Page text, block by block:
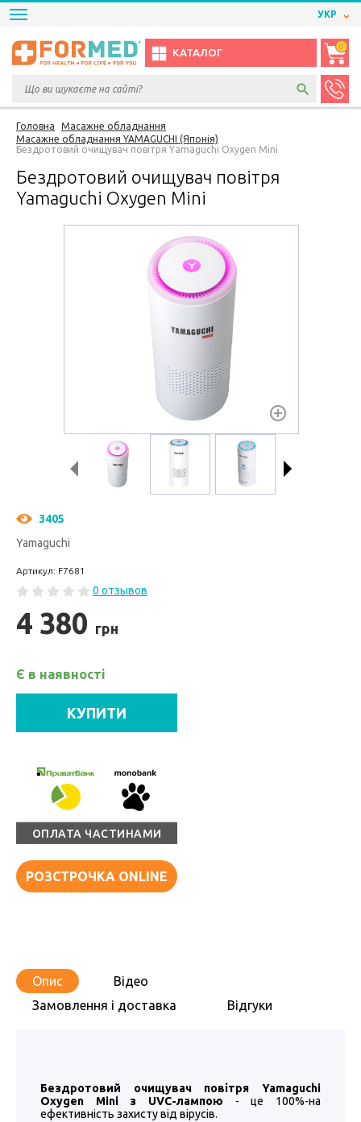
УКР
КАТАЛОГ
0
Головна
Масажне обладнання
Масажне обладнання YAMAGUCHI (Японія)
Бездротовий очищувач повітря Yamaguchi Oxygen Mini
Бездротовий очищувач повітря
Yamaguchi Oxygen Mini
3405
Yamaguchi
Артикул: F7681
0 отзывов
4 380 грн
Є в наявності
КУПИТИ
ОПЛАТА ЧАСТИНАМИ
РОЗСТРОЧКА ONLINE
Опис
Відео
Замовлення і доставка
Відгуки
Бездротовий очищувач повітря Yamaguchi
Oxygen Mini з UVC-лампою - це 100%-на
ефективність захисту від вірусів.